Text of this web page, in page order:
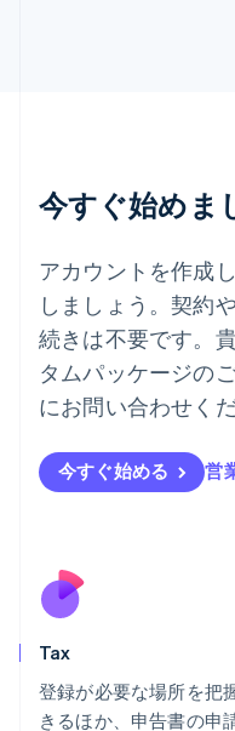
今すぐ始めま
アカウントを作成
しましょう。契約
続きは不要です。
タムパッケージの
にお問い合わせくだ
今すぐ始める 営
Tax
登録が必要な場所を把
きるほか、申告書の申
デンマーク
ドイツ
ニュージーランド
English
ノルウェー
English
ハンガリー
フィンランド
EnglishSvenska
Français
ブルガリア
ポーランド
English